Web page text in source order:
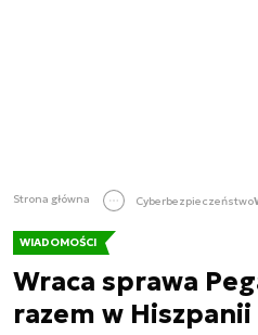
Strona główna Cyberbezpieczeństwo
WIADOMOŚCI
Wraca sprawa
razem w Hiszpanii